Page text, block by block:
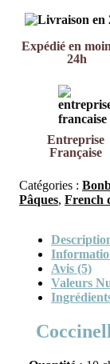
Expédié en
24h
Entreprise
Française
Catégories :
Pâques, French
Avis (5)
Valeurs